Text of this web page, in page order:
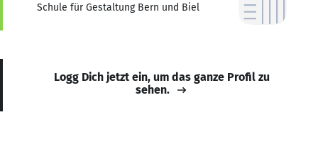
Schule für Gestaltung Bern und Biel
Logg Dich jetzt ein, um das ganze Profil zu
sehen.